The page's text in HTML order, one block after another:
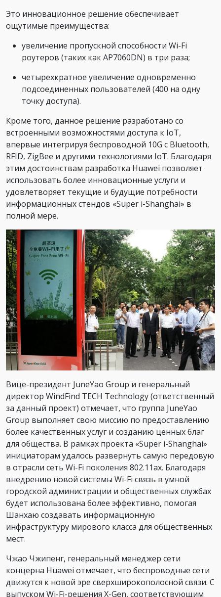
Это инновационное решение обеспечивает
ощутимые преимущества:
увеличение пропускной способности Wi-Fi
роутеров (таких как AP7060DN) в три раза;
четырехкратное увеличение одновременно
подсоединенных пользователей (400 на одну
точку доступа).
Кроме того, данное решение разработано со
встроенными возможностями доступа к IoT,
впервые интегрируя беспроводной 10G с Bluetooth,
RFID, ZigBee и другими технологиями IoT. Благодаря
этим достоинствам разработка Huawei позволяет
использовать более инновационные услуги и
удовлетворяет текущие и будущие потребности
информационных стендов «Super i-Shanghai» в
полной мере.
Вице-президент JuneYao Group и генеральный
директор WindFind TECH Technology (ответственный
за данный проект) отмечает, что группа JuneYao
Group выполняет свою миссию по предоставлению
более качественных услуг и созданию ценных благ
для общества. В рамках проекта «Super i-Shanghai»
инициаторам удалось развернуть самую передовую
в отрасли сеть Wi-Fi поколения 802.11ax. Благодаря
внедрению новой системы Wi-Fi связь в умной
городской администрации и общественных службах
будет использована более эффективно, помогая
Шанхаю создавать информационную
инфраструктуру мирового класса для общественных
мест.
Чжао Чжипенг, генеральный менеджер сети
концерна Huawei отмечает, что беспроводные сети
движутся к новой эре сверхширокополосной связи. С
выпуском Wi-Fi-решения X-Gen, соответствующим